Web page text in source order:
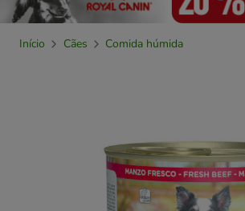
Início Cães
Comida húmida